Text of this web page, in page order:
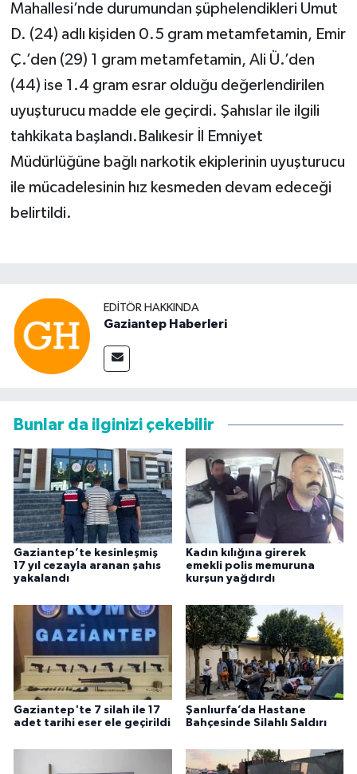
Mahallesi’nde durumundan şüphelendikleri Umut
D. (24) adlı kişiden 0.5 gram metamfetamin, Emir
Ç.’den (29) 1 gram metamfetamin, Ali Ü.’den
(44) ise 1.4 gram esrar olduğu değerlendirilen
uyuşturucu madde ele geçirdi. Şahıslar ile ilgili
tahkikata başlandı.Balıkesir İl Emniyet
Müdürlüğüne bağlı narkotik ekiplerinin uyuşturucu
ile mücadelesinin hız kesmeden devam edeceği
belirtildi.
EDITÖR HAKKINDA
Gaziantep Haberleri
Bunlar da ilginizi çekebilir
Gaziantep’te kesinleşmiş
17 yıl cezayla aranan şahıs
yakalandı
Kadın kılığına girerek
emekli polis memuruna
kurşun yağdırdı
Gaziantep'te 7 silah ile 17
adet tarihi eser ele geçirildi
Şanlıurfa’da Hastane
Bahçesinde Silahlı Saldırı